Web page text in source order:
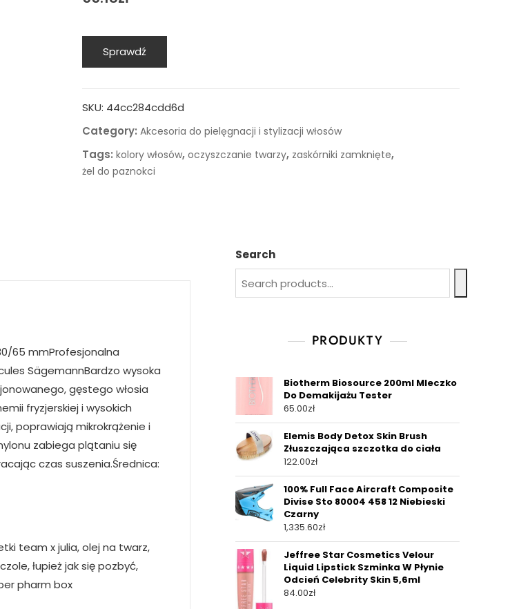
Sprawdź
SKU: 44cc284cdd6d
Category: Akcesoria do pielęgnacji i stylizacji włosów
Tags: kolory włosów, oczyszczanie twarzy, zaskórniki zamknięte,
żel do paznokci
65 mmProfesjonalna
SägemannBardzo wysoka
gęstego włosia
fryzjerskiej i wysokich
poprawiają mikrokrążenie i
zabiega plątaniu się
czas suszenia.Średnica:
team x julia, olej na twarz,
łupież jak się pozbyć,
pharm box
Search
PRODUKTY
Biotherm Biosource 200ml Mleczko
Do Demakijażu Tester
65.00zł
Elemis Body Detox Skin Brush
Złuszczająca szczotka do ciała
122.00zł
100% Full Face Aircraft Composite
Divise Sto 80004 458 12 Niebieski
Czarny
1,335.60zł
Jeffree Star Cosmetics Velour
Liquid Lipstick Szminka W Płynie
Odcień Celebrity Skin 5,6ml
84.00zł